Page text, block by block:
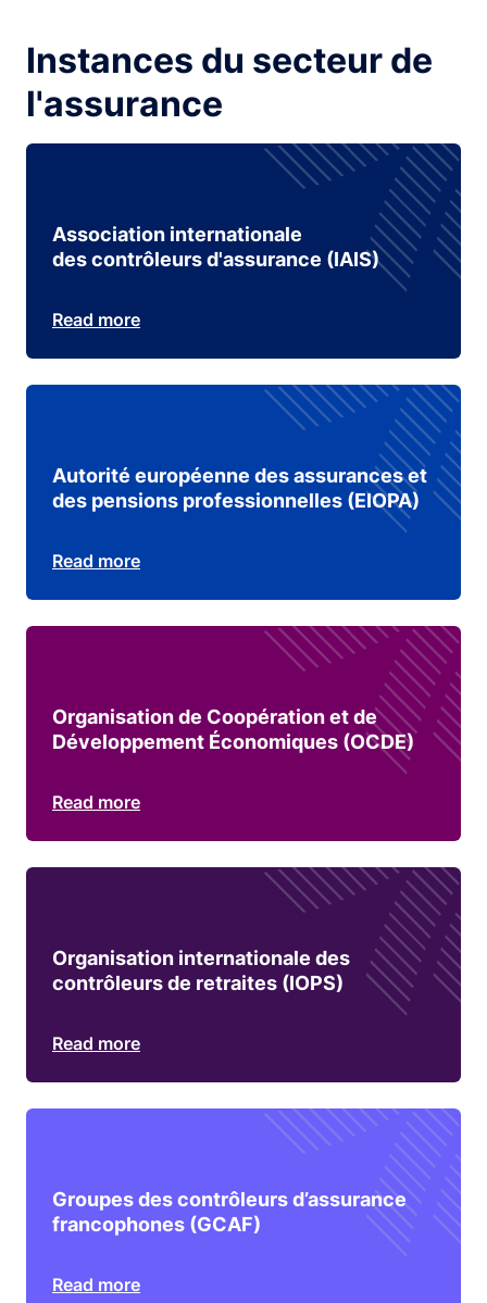
Instances du secteur de
l'assurance
Association internationale
des contrôleurs d'assurance (IAIS)
Read more
Autorité européenne des assurances et
des pensions professionnelles (EIOPA)
Read more
Organisation de Coopération et de
Développement Économiques (OCDE)
Read more
Organisation internationale des
contrôleurs de retraites (IOPS)
Read more
Groupes des contrôleurs d’assurance
francophones (GCAF)
Read more